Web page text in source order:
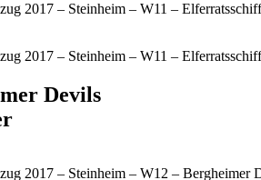
2017 – Steinheim – W11 –
2017 – Steinheim – W11 –
Devils
2017 – Steinheim – W12 – Bergheimer